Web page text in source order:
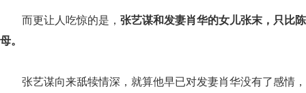
而更让人吃惊的是， 张艺谋和发妻肖华的女儿张末，只比
母。
张艺谋向来舐犊情深，就算他早已对发妻肖华没有了感情